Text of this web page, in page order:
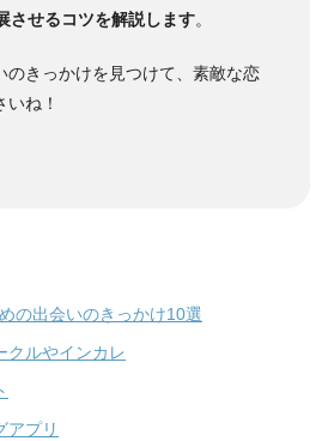
させるコツを解説します。
のきっかけを見つけて、素敵な恋
ね！
の出会いのきっかけ10選
クルやインカレ
アプリ